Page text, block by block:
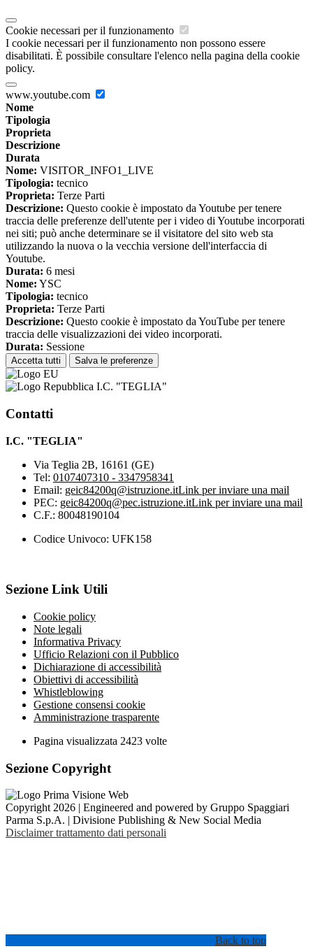
Cookie necessari per il funzionamento
I cookie necessari per il funzionamento non possono essere
disabilitati. È possibile consultare l'elenco nella pagina della cookie
policy.
www.youtube.com
Nome
Tipologia
Proprieta
Descrizione
Durata
Nome: VISITOR_INFO1_LIVE
Tipologia: tecnico
Proprieta: Terze Parti
Descrizione: Questo cookie è impostato da Youtube per tenere
traccia delle preferenze dell'utente per i video di Youtube incorporati
nei siti; può anche determinare se il visitatore del sito web sta
utilizzando la nuova o la vecchia versione dell'interfaccia di
Youtube.
Durata: 6 mesi
Nome: YSC
Tipologia: tecnico
Proprieta: Terze Parti
Descrizione: Questo cookie è impostato da YouTube per tenere
traccia delle visualizzazioni dei video incorporati.
Durata: Sessione
Accetta tutti Salva le preferenze
I.C. "TEGLIA"
Contatti
I.C. "TEGLIA"
Via Teglia 2B, 16161 (GE)
Tel: 0107407310 - 3347958341
Email: geic84200q@istruzione.itLink per inviare una mail
PEC: geic84200q@pec.istruzione.itLink per inviare una mail
C.F.: 80048190104
Codice Univoco: UFK158
Sezione Link Utili
Cookie policy
Note legali
Informativa Privacy
Ufficio Relazioni con il Pubblico
Dichiarazione di accessibilità
Obiettivi di accessibilità
Whistleblowing
Gestione consensi cookie
Amministrazione trasparente
Pagina visualizzata 2423 volte
Sezione Copyright
Copyright 2026 | Engineered and powered by Gruppo Spaggiari
Parma S.p.A. | Divisione Publishing & New Social Media
Disclaimer trattamento dati personali
Back to top